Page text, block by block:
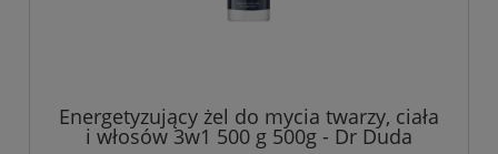
Energetyzujący żel do mycia twarzy, ciała
i włosów 3w1 500 g 500g - Dr Duda